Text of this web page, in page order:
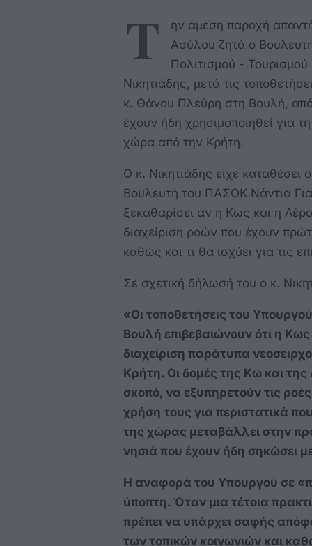
Τ
ην άμεση παροχή
Ασύλου ζητά ο
Πολιτισμού -
Νικητιάδης, μετά τις
κ. Θάνου Πλεύρη στη Βουλή, από
έχουν ήδη χρησιμοποιηθεί για
χώρα από την Κρήτη.
Ο κ. Νικητιάδης είχε καταθέσει
Βουλευτή του ΠΑΣΟΚ Νάντια
ξεκαθαρίσει αν η Κως και η
διαχείριση ροών που έχουν
καθώς και τι θα ισχύει για τις
Σε σχετική δήλωσή του ο κ.
«Οι τοποθετήσεις του
Βουλή επιβεβαιώνουν ότι η
διαχείριση παράτυπα
Κρήτη. Οι δομές της Κω και
σκοπό, να εξυπηρετούν τις
χρήση τους για περιστατικά
της χώρας μεταβάλλει στην
νησιά που έχουν ήδη σηκώσει
Η αναφορά του Υπουργού σε
ύποπτη. Όταν μια τέτοια
πρέπει να υπάρχει σαφής
των τοπικών κοινωνιών και